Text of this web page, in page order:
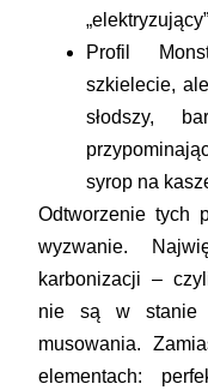
Profil
szkielecie,
słodszy,
syrop na
Odtworzenie tych
wyzwanie.
karbonizacji –
nie są w stanie
musowania.
elementach: